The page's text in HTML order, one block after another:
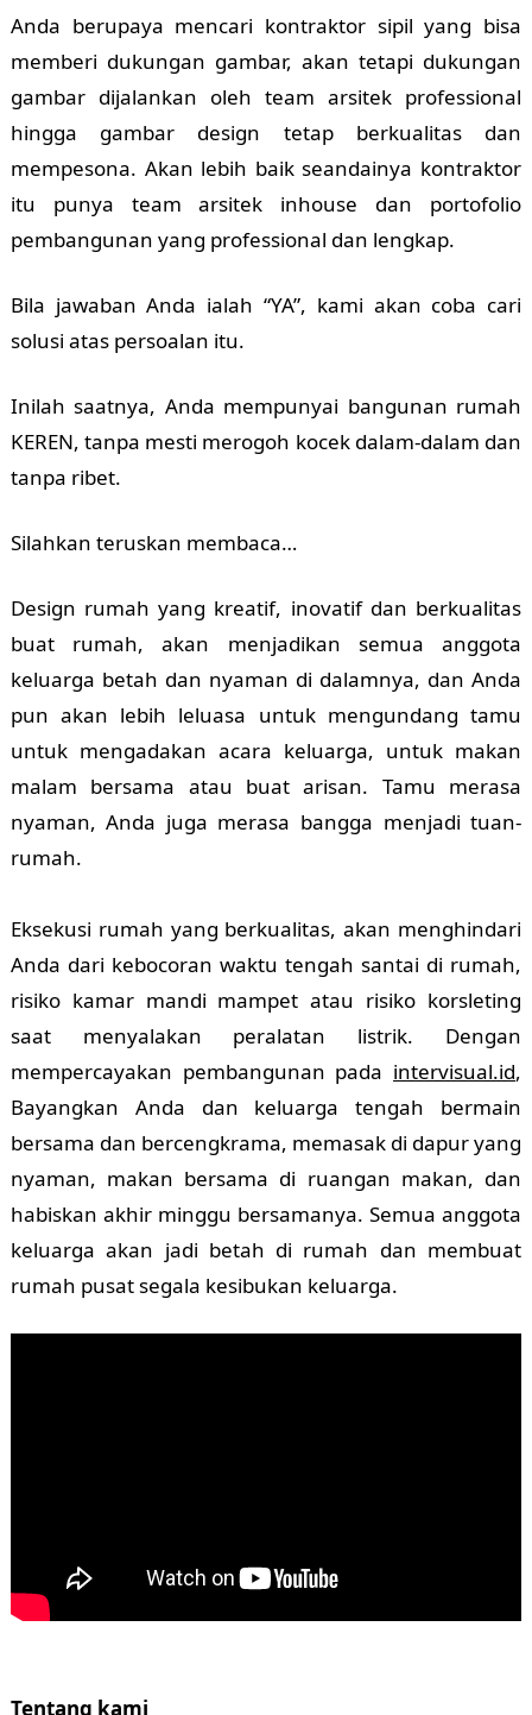
Anda berupaya mencari kontraktor sipil yang bisa
memberi dukungan gambar, akan tetapi dukungan
gambar dijalankan oleh team arsitek professional
hingga gambar design tetap berkualitas dan
mempesona. Akan lebih baik seandainya kontraktor
itu punya team arsitek inhouse dan portofolio
pembangunan yang professional dan lengkap.
Bila jawaban Anda ialah “YA”, kami akan coba cari
solusi atas persoalan itu.
Inilah saatnya, Anda mempunyai bangunan rumah
KEREN, tanpa mesti merogoh kocek dalam-dalam dan
tanpa ribet.
Silahkan teruskan membaca…
Design rumah yang kreatif, inovatif dan berkualitas
buat rumah, akan menjadikan semua anggota
keluarga betah dan nyaman di dalamnya, dan Anda
pun akan lebih leluasa untuk mengundang tamu
untuk mengadakan acara keluarga, untuk makan
malam bersama atau buat arisan. Tamu merasa
nyaman, Anda juga merasa bangga menjadi tuan-
rumah.
Eksekusi rumah yang berkualitas, akan menghindari
Anda dari kebocoran waktu tengah santai di rumah,
risiko kamar mandi mampet atau risiko korsleting
saat menyalakan peralatan listrik. Dengan
mempercayakan pembangunan pada intervisual.id,
Bayangkan Anda dan keluarga tengah bermain
bersama dan bercengkrama, memasak di dapur yang
nyaman, makan bersama di ruangan makan, dan
habiskan akhir minggu bersamanya. Semua anggota
keluarga akan jadi betah di rumah dan membuat
rumah pusat segala kesibukan keluarga.
Tentang kami